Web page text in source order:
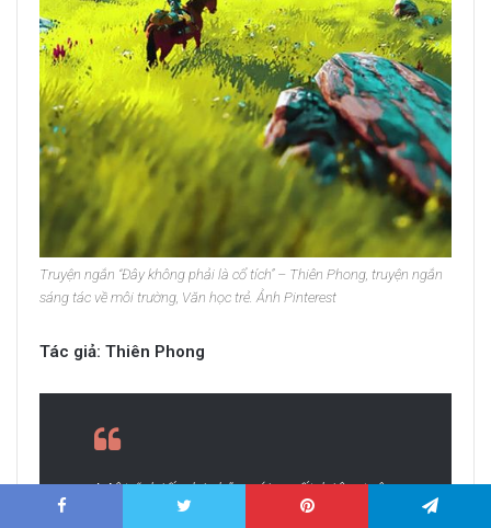
Truyện ngắn “Đây không phải là cổ tích” – Thiên Phong, truyện ngắn
sáng tác về môi trường, Văn học trẻ. Ảnh Pinterest
Tác giả: Thiên Phong
Một “chiến binh” mới xuất hiện trên
Văn học trẻ
, Thiên Phong khiến